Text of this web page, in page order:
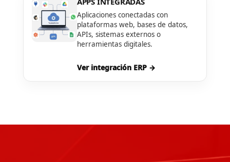
Aplicaciones conectadas con
plataformas web, bases de datos,
APIs, sistemas externos o
herramientas digitales.
Ver integración ERP →